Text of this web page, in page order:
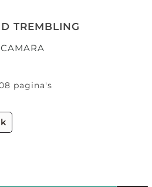
TREMBLING
pagina's